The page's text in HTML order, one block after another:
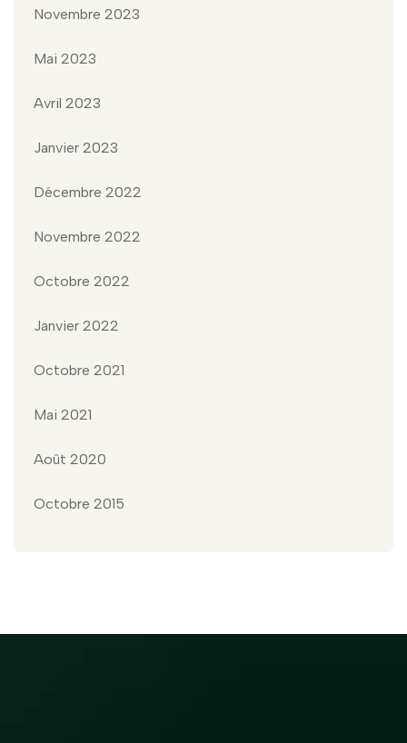
Novembre 2023
Mai 2023
Avril 2023
Janvier 2023
Décembre 2022
Novembre 2022
Octobre 2022
Janvier 2022
Octobre 2021
Mai 2021
Août 2020
Octobre 2015